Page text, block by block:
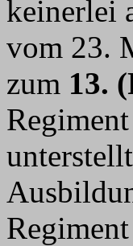
keinerlei
vom 23.
zum 13.